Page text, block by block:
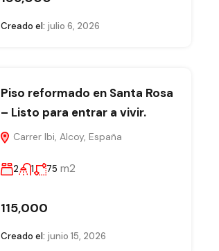
Creado el: julio 6, 2026
Piso reformado en Santa Rosa
– Listo para entrar a vivir.
Carrer Ibi, Alcoy, España
2 1 75 m2
115,000
Creado el: junio 15, 2026